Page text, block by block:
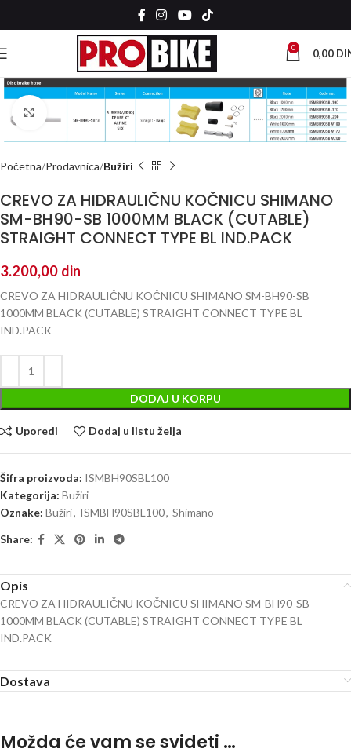
0 0,00
Kliknite za uvećanje
Početna Prodavnica Bužiri
CREVO ZA HIDRAULIČNU KOČNICU SHIMANO
SM-BH90-SB 1000MM BLACK (CUTABLE)
STRAIGHT CONNECT TYPE BL IND.PACK
3.200,00 din
CREVO ZA HIDRAULIČNU KOČNICU SHIMANO SM-BH90-SB
1000MM BLACK (CUTABLE) STRAIGHT CONNECT TYPE BL
IND.PACK
DODAJ U KORPU
Uporedi Dodaj u listu želja
Šifra proizvoda: ISMBH90SBL100
Kategorija: Bužiri
Oznake: Bužiri, ISMBH90SBL100, Shimano
Share:
Opis
CREVO ZA HIDRAULIČNU KOČNICU SHIMANO SM-BH90-SB
1000MM BLACK (CUTABLE) STRAIGHT CONNECT TYPE BL
IND.PACK
Dostava
Možda će vam se svideti …